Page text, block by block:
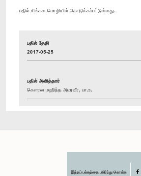
பதில் சிங்கள மொழியில் கொடுக்கப்பட்டுள்ளது.
பதில் தேதி
2017-05-25
பதில் அளித்தார்
கௌரவ மஹிந்த அமரவீர, பா.உ.
இந்தப் பக்கத்தை பகிர்ந்து கொள்க